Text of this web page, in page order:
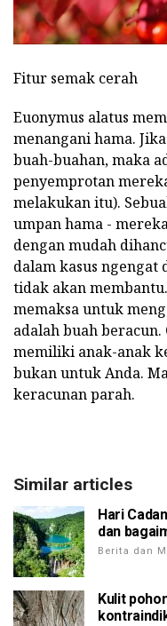
Fitur semak cerah
Euonymus alatus
menangani hama.
buah-buahan, maka
penyemprotan
melakukan itu).
umpan hama -
dengan mudah
dalam kasus ngengat
tidak akan
memaksa untuk
adalah buah
memiliki anak-anak
bukan untuk Anda.
keracunan parah.
Similar articles
Hari
dan
Berita dan
Kulit